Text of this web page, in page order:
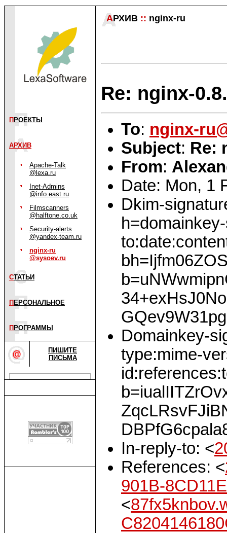
П РОЕКТЫ
АРХИВ
Apache-Talk
@lexa.ru
Inet-Admins
@info.east.ru
Filmscanners
@halftone.co.uk
Security-alerts
@yandex-team.ru
nginx-ru
@sysoev.ru
СТАТЬИ
П ЕРСОНАЛЬНОЕ
П РОГРАММЫ
ПИШИТЕ
ПИСЬМА
АРХИВ :: nginx-ru
Re: nginx-
To: nginx-
Subject: Re:
From:
Date: Mon, 1
Dkim-
Domainkey-
type:mime-
In-reply-to: <
References: <
901B-
<